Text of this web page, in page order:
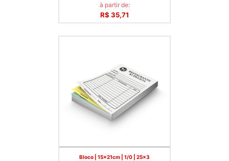
à partir de:
R$ 35,71
Bloco | 15x21cm | 1/0 | 25x3